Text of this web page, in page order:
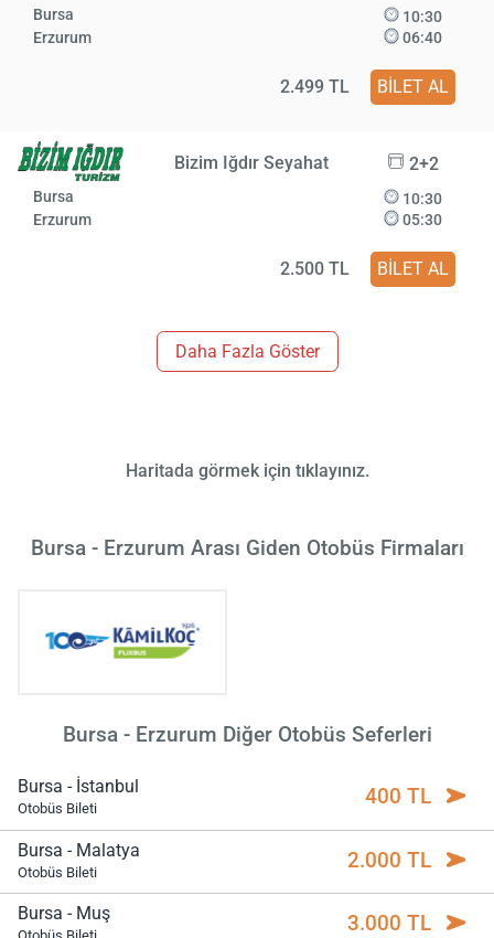
Bursa
Erzurum
10:30
06:40
2.499 TL BİLET AL
Bizim Iğdır Seyahat 2+2
Bursa
Erzurum
10:30
05:30
2.500 TL BİLET AL
Daha Fazla Göster
Haritada görmek için tıklayınız.
Bursa - Erzurum Arası Giden Otobüs Firmaları
Bursa - Erzurum Diğer Otobüs Seferleri
Bursa - İstanbul
Otobüs Bileti 400 TL
Bursa - Malatya
Otobüs Bileti 2.000 TL
Bursa - Muş 3.000 TL